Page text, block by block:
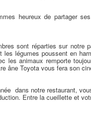
heureux de partager
sont réparties sur notre
les légumes poussent en
les animaux remporte
âne Toyota vous fera son
dans notre restaurant,
Entre la cueillette et